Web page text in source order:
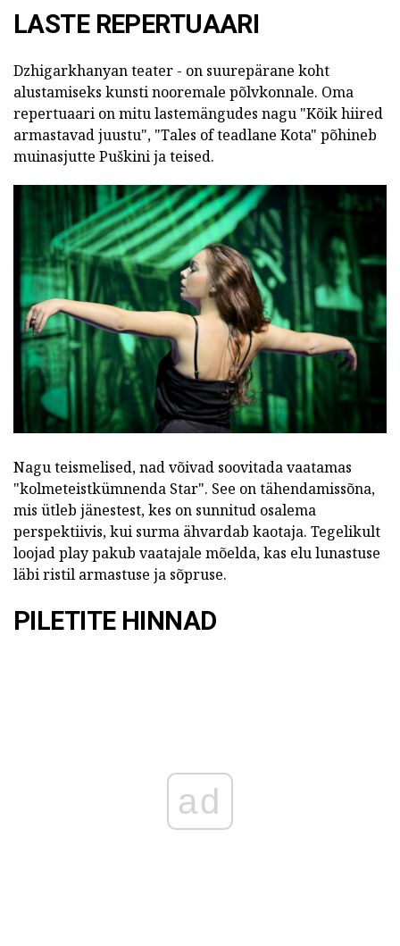
LASTE REPERTUAARI
Dzhigarkhanyan teater - on suurepärane koht
alustamiseks kunsti nooremale põlvkonnale. Oma
repertuaari on mitu lastemängudes nagu "Kõik hiired
armastavad juustu", "Tales of teadlane Kota" põhineb
muinasjutte Puškini ja teised.
Nagu teismelised, nad võivad soovitada vaatamas
"kolmeteistkümnenda Star". See on tähendamissõna,
mis ütleb jänestest, kes on sunnitud osalema
perspektiivis, kui surma ähvardab kaotaja. Tegelikult
loojad play pakub vaatajale mõelda, kas elu lunastuse
läbi ristil armastuse ja sõpruse.
PILETITE HINNAD
ad